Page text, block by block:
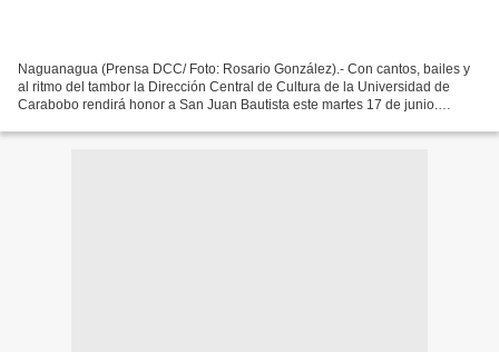
Naguanagua (Prensa DCC/ Foto: Rosario González).- Con cantos, bailes y
al ritmo del tambor la Dirección Central de Cultura de la Universidad de
Carabobo rendirá honor a San Juan Bautista este martes 17 de junio.